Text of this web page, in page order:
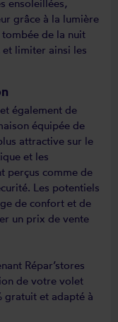
ensoleillées,
grâce à la lumière
de la nuit
limiter ainsi les
également de
équipée de
attractive sur le
et les
perçus comme de
Les potentiels
de confort et de
un prix de vente
Répar’stores
de votre volet
gratuit et adapté à